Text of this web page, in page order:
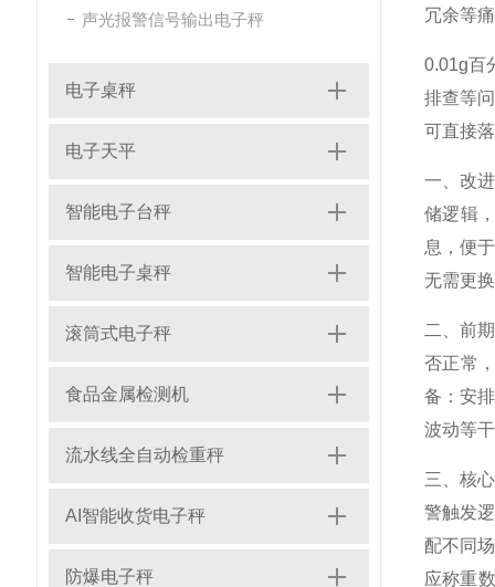
声光报警信号输出电子秤
电子桌秤
电子天平
智能电子台秤
智能电子桌秤
滚筒式电子秤
食品金属检测机
流水线全自动检重秤
AI智能收货电子秤
防爆电子秤
冗余等
0.01g百
排查等
可直接
一、改
储逻辑
息，便
无需更
二、前
否正常
备：安
波动等
三、核
警触发
配不同
应称重